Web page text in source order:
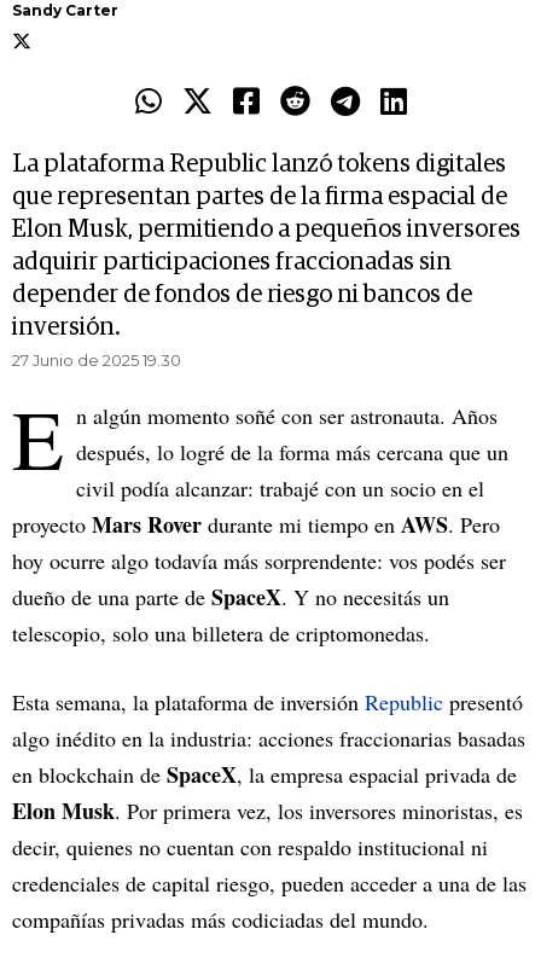
Sandy Carter
La plataforma Republic lanzó tokens digitales
que representan partes de la firma espacial de
Elon Musk, permitiendo a pequeños inversores
adquirir participaciones fraccionadas sin
depender de fondos de riesgo ni bancos de
inversión.
27 Junio de 2025 19.30
E n algún momento soñé con ser astronauta. Años
después, lo logré de la forma más cercana que un
civil podía alcanzar: trabajé con un socio en el
proyecto Mars Rover durante mi tiempo en AWS. Pero
hoy ocurre algo todavía más sorprendente: vos podés ser
dueño de una parte de SpaceX. Y no necesitás un
telescopio, solo una billetera de criptomonedas.
Esta semana, la plataforma de inversión Republic presentó
algo inédito en la industria: acciones fraccionarias basadas
en blockchain de SpaceX, la empresa espacial privada de
Elon Musk. Por primera vez, los inversores minoristas, es
decir, quienes no cuentan con respaldo institucional ni
credenciales de capital riesgo, pueden acceder a una de las
compañías privadas más codiciadas del mundo.